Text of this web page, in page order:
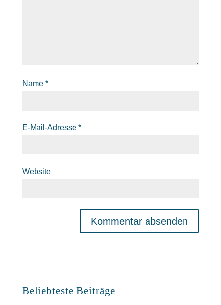
Name *
E-Mail-Adresse *
Website
Beliebteste Beiträge